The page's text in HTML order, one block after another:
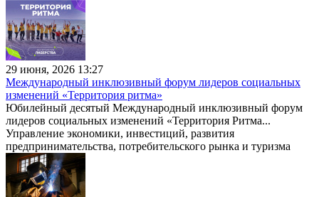
29 июня, 2026 13:27
Международный инклюзивный форум лидеров социальных
изменений «Территория ритма»
Юбилейный десятый Международный инклюзивный форум
лидеров социальных изменений «Территория Ритма...
Управление экономики, инвестиций, развития
предпринимательства, потребительского рынка и туризма